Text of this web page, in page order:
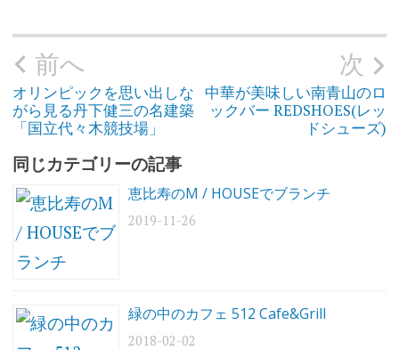
ロ
喫
茶
店
レ
ト
ロ
喫
煙
能
店
喫
茶
稿
ゲ
ー
シ
前へ
オリンピックを思い出しな
がら見る丹下健三の名建築
「国立代々木競技場」
次
中華が美味しい南青山のロ
ックバー REDSHOES(レッ
ドシューズ)
同じカテゴリーの記事
恵比寿のM / HOUSEでブランチ
2019-11-26
緑の中のカフェ 512 Cafe&Grill
2018-02-02